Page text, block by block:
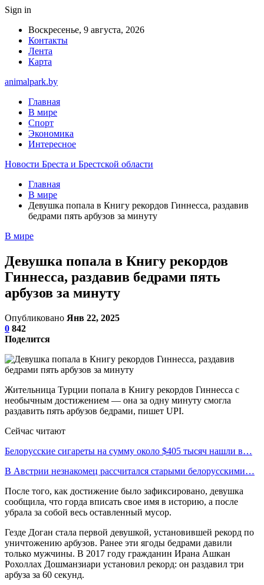
Sign in
Воскресенье, 9 августа, 2026
Контакты
Лента
Карта
animalpark.by
Главная
В мире
Спорт
Экономика
Интересное
Новости Бреста и Брестской области
Главная
В мире
Девушка попала в Книгу рекордов Гиннесса, раздавив
бедрами пять арбузов за минуту
В мире
Девушка попала в Книгу рекордов
Гиннесса, раздавив бедрами пять
арбузов за минуту
Опубликовано Янв 22, 2025
0 842
Поделится
Жительница Турции попала в Книгу рекордов Гиннесса с
необычным достижением — она за одну минуту смогла
раздавить пять арбузов бедрами, пишет UPI.
Сейчас читают
Белорусские сигареты на сумму около $405 тысяч нашли в…
В Австрии незнакомец рассчитался старыми белорусскими…
После того, как достижение было зафиксировано, девушка
сообщила, что горда вписать свое имя в историю, а после
убрала за собой весь оставленный мусор.
Гезде Доган стала первой девушкой, установившей рекорд по
уничтожению арбузов. Ранее эти ягоды бедрами давили
только мужчины. В 2017 году гражданин Ирана Ашкан
Рохоллах Дошманзиари установил рекорд: он раздавил три
арбуза за 60 секунд.